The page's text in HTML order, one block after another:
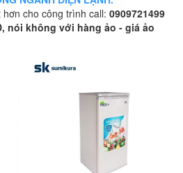
hơn cho công trình call: 0909721499
nói không với hàng ảo - giá ảo